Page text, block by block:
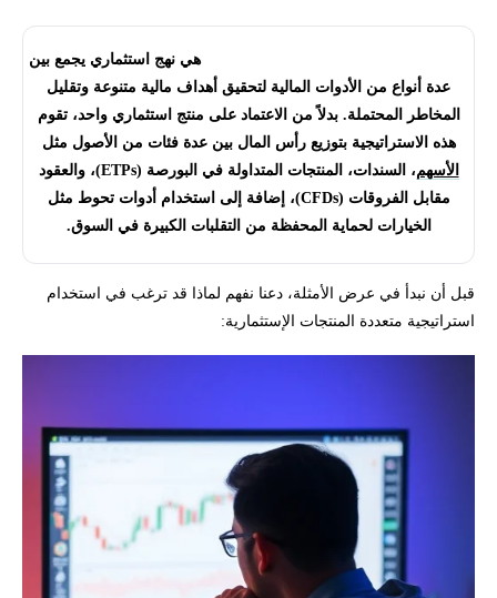
هي نهج استثماري يجمع بين
عدة أنواع من الأدوات المالية لتحقيق أهداف مالية متنوعة وتقليل
المخاطر المحتملة. بدلاً من الاعتماد على منتج استثماري واحد، تقوم
هذه الاستراتيجية بتوزيع رأس المال بين عدة فئات من الأصول مثل
الأسهم
، السندات، المنتجات المتداولة في البورصة (ETPs)، والعقود
مقابل الفروقات (CFDs)، إضافة إلى استخدام أدوات تحوط مثل
الخيارات لحماية المحفظة من التقلبات الكبيرة في السوق.
قبل أن نبدأ في عرض الأمثلة، دعنا نفهم لماذا قد ترغب في استخدام
استراتيجية متعددة المنتجات الإستثمارية: